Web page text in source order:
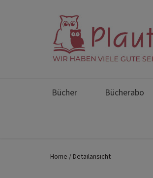
Bücher Bücherabo
Home Detailansicht